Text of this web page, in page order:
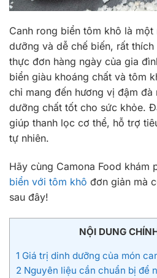
Canh rong biển tôm khô là một
dưỡng và dễ chế biến, rất
thực đơn hàng ngày của gia
biển giàu khoáng chất và tôm
chỉ mang đến hương vị đậm
dưỡng chất tốt cho sức khỏe.
giúp thanh lọc cơ thể, hỗ trợ
tự nhiên.
Hãy cùng Camona Food khám
biển với tôm khô đơn giản mà
sau đây!
NỘI DUNG
1 Giá trị dinh dưỡng của món
2 Nguyên liệu cần chuẩn bị để